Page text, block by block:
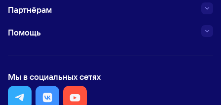
Партнёрам
Помощь
Мы в социальных сетях